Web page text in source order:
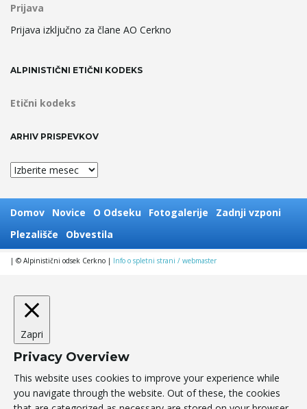
Prijava
Prijava izključno za člane AO Cerkno
ALPINISTIČNI ETIČNI KODEKS
Etični kodeks
ARHIV PRISPEVKOV
Arhiv
Domov Novice O Odseku Fotogalerije
Zadnji vzponi
Plezališče
Obvestila
| © Alpinistični odsek Cerkno | Info o spletni strani / webmaster
Zapri
Privacy Overview
This website uses cookies to improve your experience while
you navigate through the website. Out of these, the cookies